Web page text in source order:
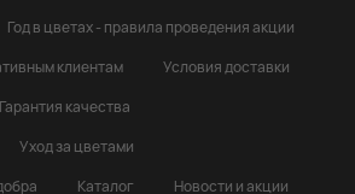
Год в цветах - правила проведения акции
клиентам
Условия доставки
Гарантия качества
Уход за цветами
Каталог Новости и акции